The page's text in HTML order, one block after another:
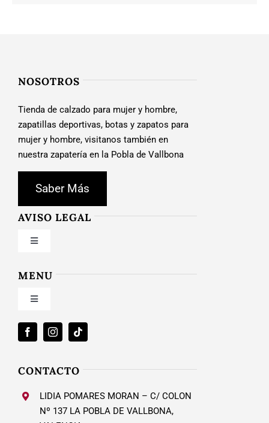
NOSOTROS
Tienda de calzado para mujer y hombre,
zapatillas deportivas, botas y zapatos para
mujer y hombre, visitanos también en
nuestra zapatería en la Pobla de Vallbona
Saber Más
AVISO LEGAL
Toggle
Condiciones de uso
Condiciones de contratación
MENU
Toggle
Inicio
Nosotros
Calzado Mujer
CONTACTO
LIDIA POMARES MORAN – C/ COLON
Nº 137 LA POBLA DE VALLBONA,